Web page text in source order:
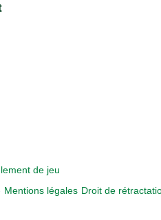
de jeu
Mentions légales Droit de